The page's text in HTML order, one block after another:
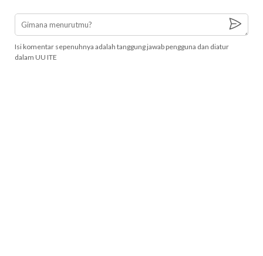
Isi komentar sepenuhnya adalah tanggung jawab pengguna dan diatur
dalam UU ITE